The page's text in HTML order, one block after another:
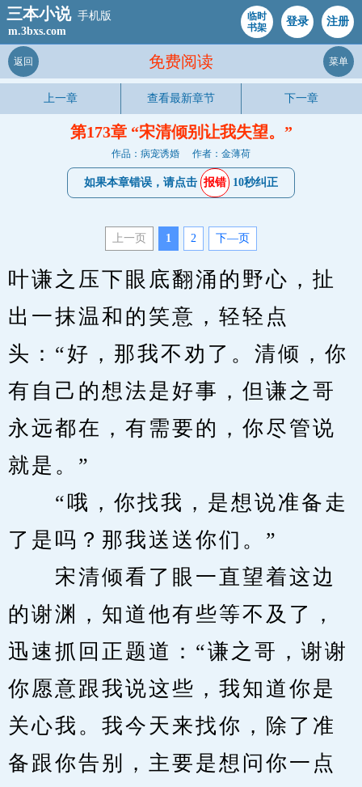
三本小说 手机版
m.3bxs.com
临时
书架
登录 注册
免费阅读
返回 菜单
上一章 查看最新章节 下一章
第173章 “宋清倾别让我失望。”
作品：病宠诱婚 作者：金薄荷
如果本章错误，请点击 报错 10秒纠正
上一页 1 2 下—页
叶谦之压下眼底翻涌的野心，扯
出一抹温和的笑意，轻轻点
头：“好，那我不劝了。清倾，你
有自己的想法是好事，但谦之哥
永远都在，有需要的，你尽管说
就是。”
“哦，你找我，是想说准备走
了是吗？那我送送你们。”
宋清倾看了眼一直望着这边
的谢渊，知道他有些等不及了，
迅速抓回正题道：“谦之哥，谢谢
你愿意跟我说这些，我知道你是
关心我。我今天来找你，除了准
备跟你告别，主要是想问你一点